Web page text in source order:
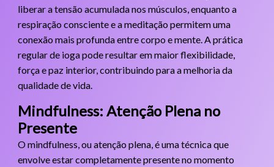
liberar a tensão acumulada nos músculos, enquanto a
respiração consciente e a meditação permitem uma
conexão mais profunda entre corpo e mente. A prática
regular de ioga pode resultar em maior flexibilidade,
força e paz interior, contribuindo para a melhoria da
qualidade de vida.
Mindfulness: Atenção Plena no
Presente
O mindfulness, ou atenção plena, é uma técnica que
envolve estar completamente presente no momento